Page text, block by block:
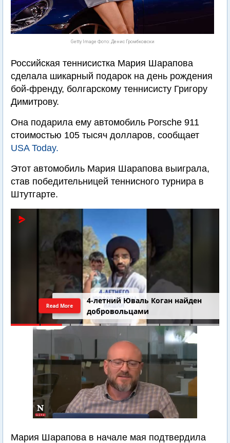
Getty Image Фото: Денис Громбковски
Российская теннисистка Мария Шарапова
сделала шикарный подарок на день рождения
бой-френду, болгарскому теннисисту Григору
Димитрову.
Она подарила ему автомобиль Porsche 911
стоимостью 105 тысяч долларов, сообщает
USA Today.
Этот автомобиль Мария Шарапова выиграла,
став победительницей теннисного турнира в
Штутгарте.
4-летний Юваль Коган найден
добровольцами
Read More
Мария Шарапова в начале мая подтвердила